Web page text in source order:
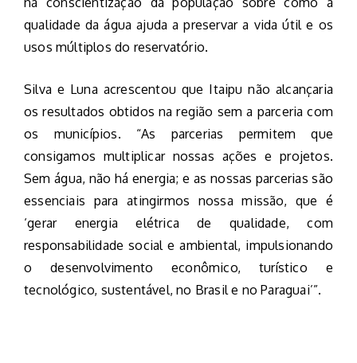
qualidade da água ajuda a preservar a vida útil e os
usos múltiplos do reservatório.
Silva e Luna acrescentou que Itaipu não alcançaria
os resultados obtidos na região sem a parceria com
os municípios. “As parcerias permitem que
consigamos multiplicar nossas ações e projetos.
Sem água, não há energia; e as nossas parcerias são
essenciais para atingirmos nossa missão, que é
‘gerar energia elétrica de qualidade, com
responsabilidade social e ambiental, impulsionando
o desenvolvimento econômico, turístico e
tecnológico, sustentável, no Brasil e no Paraguai’”.